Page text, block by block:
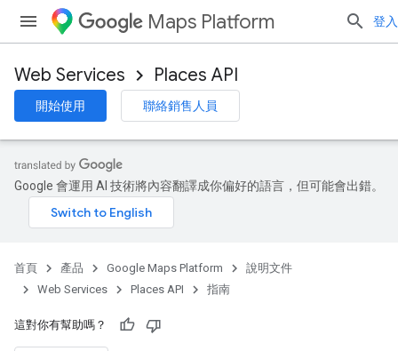
Maps Platform 登入
Web Services Places API
開始使用 聯絡銷售人員
Google 會運用 AI 技術將內容翻譯成你偏好的語言，但可能會出錯。
首頁 產品 Google Maps Platform
說明文件
Web Services
Places API 指南
這對你有幫助嗎？